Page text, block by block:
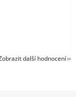
další hodnocení